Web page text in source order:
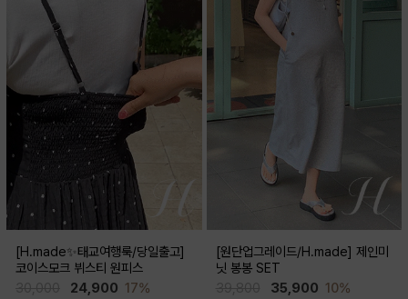
[H.made✨태교여행룩/당일출고]
코이스모크 뷔스티 원피스
24,900 17%
[원단업그레이드/H.made] 제인미
닛 봉봉 SET
35,900 10%